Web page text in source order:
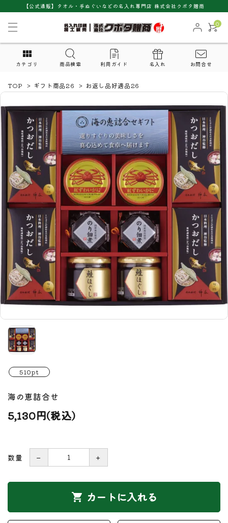
【公式通販】タオル・手ぬぐいなどの名入れ専門店 株式会社クボタ贈商
0
カテゴリ 商品検索 利用ガイド 名入れ お問合せ
TOP > ギフト商品26 > お返し品好適品26
510pt
海の恵詰合せ
5,130円(税込)
数量 － ＋
shopping_cart カートに入れる